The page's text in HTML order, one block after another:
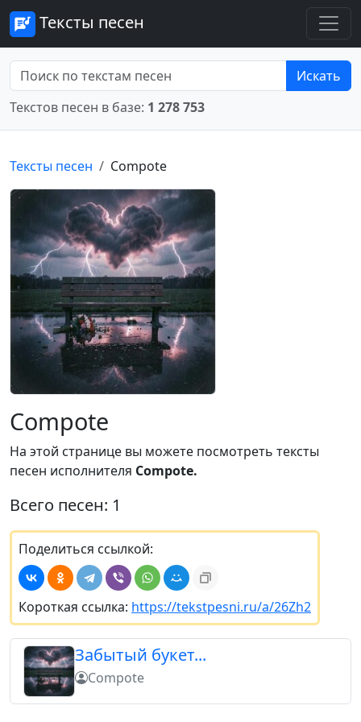
Тексты песен
Искать
Текстов песен в базе: 1 278 753
Тексты песен Compote
Compote
На этой странице вы можете посмотреть тексты
песен исполнителя Compote.
Всего песен: 1
Поделиться ссылкой:
Короткая ссылка: https://tekstpesni.ru/a/26Zh2
Забытый букет...
Compote